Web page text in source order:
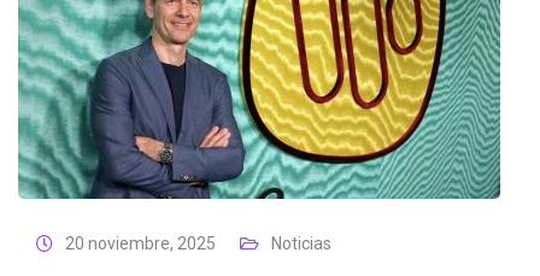
20 noviembre, 2025 Noticias